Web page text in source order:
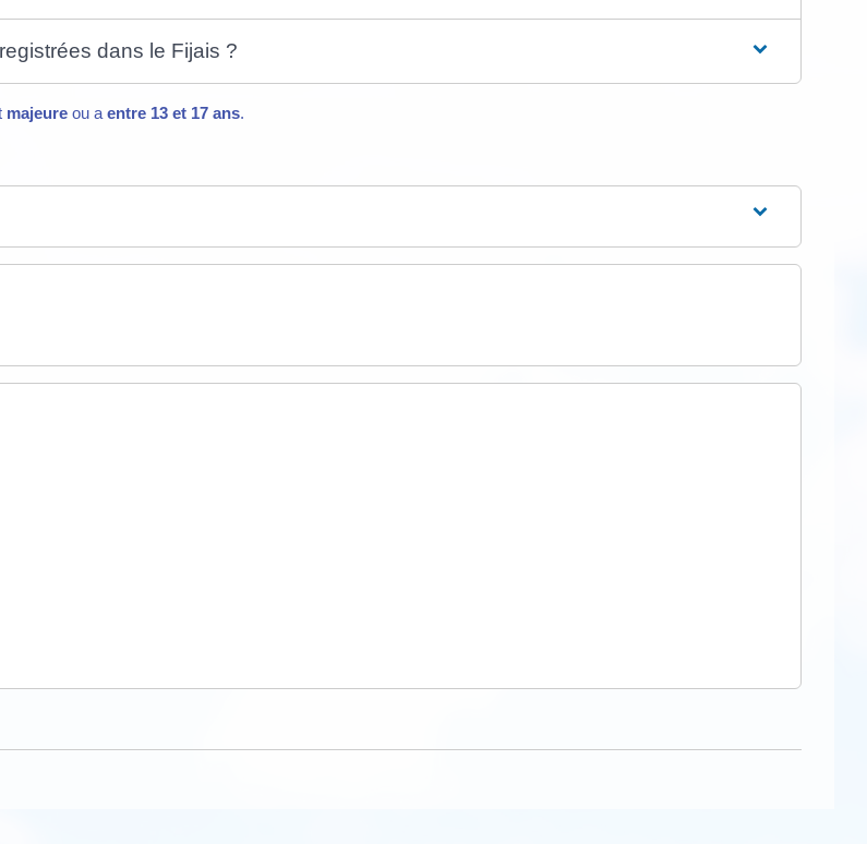
dans le Fijais ?
majeure ou a entre 13 et 17 ans.